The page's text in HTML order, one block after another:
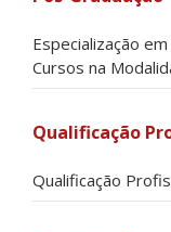
Especialização
Cursos na
Qualificação
Qualificação